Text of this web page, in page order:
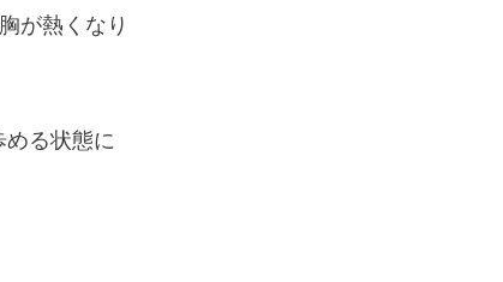
が熱くなり
る状態に